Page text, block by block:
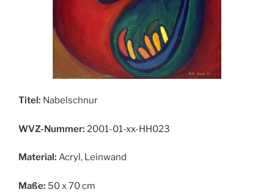
Titel: Nabelschnur
WVZ-Nummer: 2001-01-xx-HH023
Material: Acryl, Leinwand
Maße: 50 x 70 cm